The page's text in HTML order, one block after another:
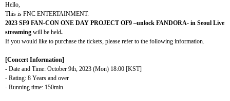
Hello,
This is FNC ENTERTAINMENT.
2023 SF9 FAN-CON ONE DAY PROJECT OF9 –unlock FANDORA- in Seoul Live
streaming will be held.
If you would like to purchase the tickets, please refer to the following information.
[Concert Information]
- Date and Time: October 9th, 2023 (Mon) 18:00 [KST]
- Rating: 8 Years and over
- Running time: 150min